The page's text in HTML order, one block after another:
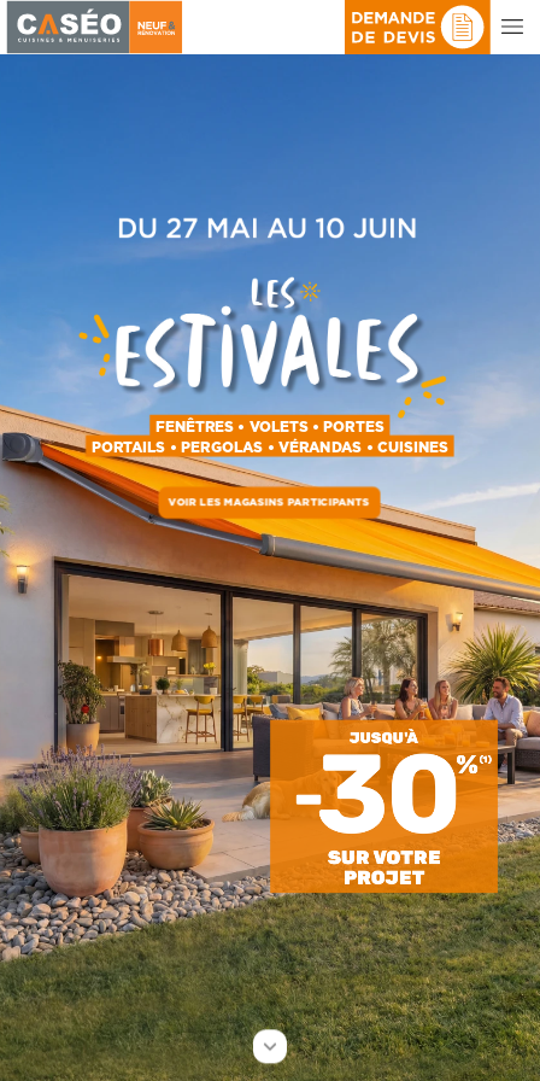
VOIR LES MAGASINS PARTICIPANTS
FENÊTRES • VOLETS • PORTES
PORTAILS • PERGOLAS • VÉRANDAS • CUISINES
-30%(1)
SURVOTRE
PROJET
JUSQU'À